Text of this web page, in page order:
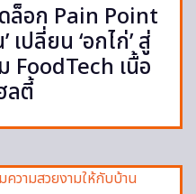
ล็อก Pain Point
เปลี่ยน ‘อกไก่’ สู่
FoodTech เนื้อ
ลตี้